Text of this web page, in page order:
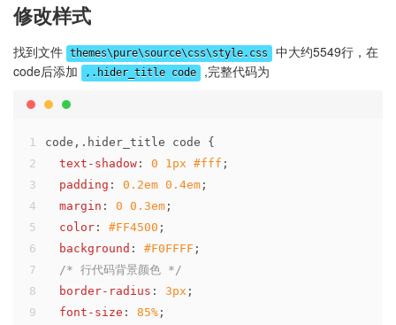
修改样式
找到文件 themes\pure\source\css\style.css
中大约5549行，在
code后添加
,.hider_title code ,完整代码为
1
2
3
4
5
6
7
8
9
code , .hider_title code {
text-shadow : 0 1px #fff ;
padding : 0.2em 0.4em ;
margin : 0 0.3em ;
color : #FF4500 ;
background : #F0FFFF ;
/* 行代码背景颜色 */
border-radius : 3px ;
font-size : 85% ;